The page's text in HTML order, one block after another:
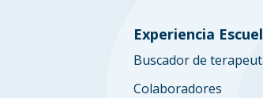
Experiencia
Buscador de
Colaboradores